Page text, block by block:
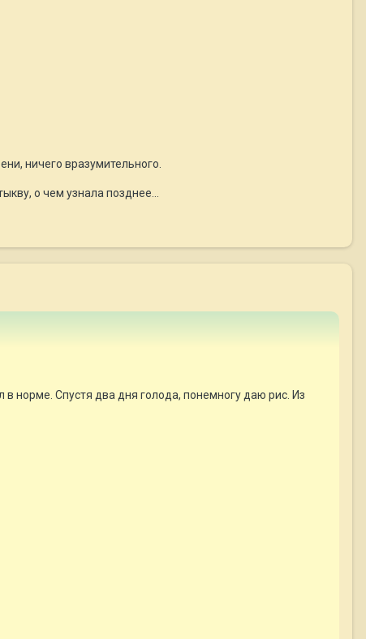
ничего вразумительного.
о чем узнала позднее...
норме. Спустя два дня голода, понемногу даю рис. Из